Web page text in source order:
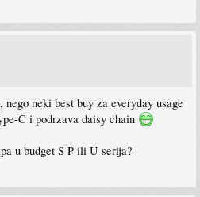
neki best buy za everyday usage
C i podrzava daisy chain
u budget S P ili U serija?